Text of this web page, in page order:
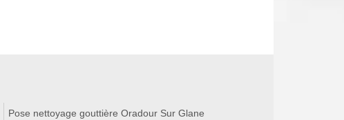
Pose nettoyage gouttière Oradour Sur Glane